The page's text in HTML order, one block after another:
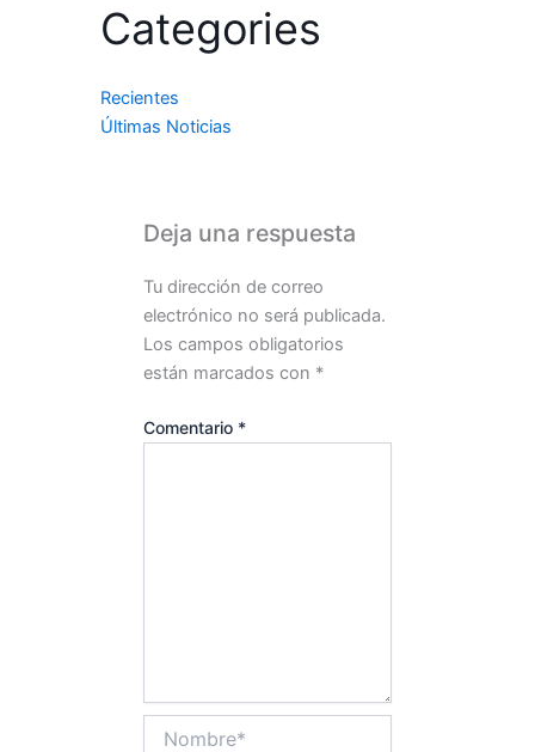
Categories
Recientes
Últimas Noticias
Deja una respuesta
Tu dirección de correo
electrónico no será publicada.
Los campos obligatorios
están marcados con *
Comentario *